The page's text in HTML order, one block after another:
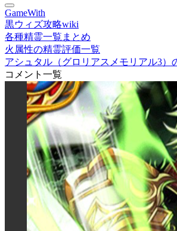
GameWith
黒ウィズ攻略wiki
各種精霊一覧まとめ
火属性の精霊評価一覧
アシュタル（グロリアスメモリアル3）
コメント一覧